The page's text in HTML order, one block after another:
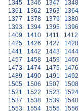
1345
1346 1347 1348
1361
1362 1363 1364
1377
1378 1379 1380
1393
1394 1395 1396
1409
1410 1411 1412
1425
1426 1427 1428
1441
1442 1443 1444
1457
1458 1459 1460
1473
1474 1475 1476
1489
1490 1491 1492
1505
1506 1507 1508
1521
1522 1523 1524
1537
1538 1539 1540
1553
1554 1555 1556